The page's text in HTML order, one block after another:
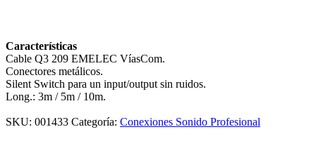
Características
Cable Q3 209 EMELEC VíasCom.
Conectores metálicos.
Silent Switch para un input/output sin ruidos.
Long.: 3m / 5m / 10m.
SKU: 001433 Categoría: Conexiones Sonido Profesional